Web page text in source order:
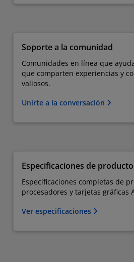
Soporte a la comunidad
Comunidades en línea que
que comparten experiencias y
valiosos.
Unirte a la conversación
Especificaciones de
Especificaciones completas de
procesadores y tarjetas gráficas
Ver especificaciones